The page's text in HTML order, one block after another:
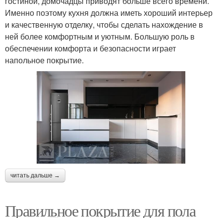
Именно поэтому кухня должна иметь хороший интерьер
и качественную отделку, чтобы сделать нахождение в
ней более комфортным и уютным. Большую роль в
обеспечении комфорта и безопасности играет
напольное покрытие.
читать дальше →
Правильное покрытие для пола